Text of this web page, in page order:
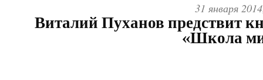
31 января
Виталий Пуханов предствит
«Школа